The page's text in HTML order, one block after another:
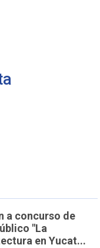
a concurso de
"La
en Yucat...